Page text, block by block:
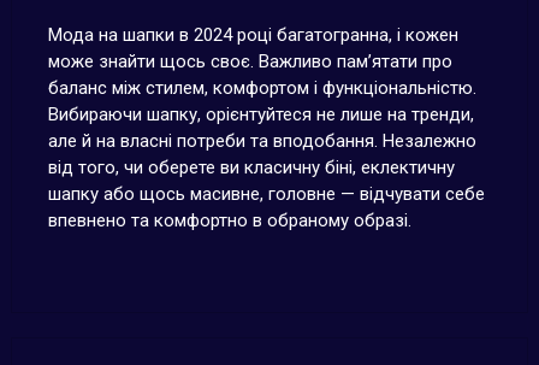
Мода на шапки в 2024 році багатогранна, і кожен
може знайти щось своє. Важливо пам’ятати про
баланс між стилем, комфортом і функціональністю.
Вибираючи шапку, орієнтуйтеся не лише на тренди,
але й на власні потреби та вподобання. Незалежно
від того, чи оберете ви класичну біні, еклектичну
шапку або щось масивне, головне — відчувати себе
впевнено та комфортно в обраному образі.